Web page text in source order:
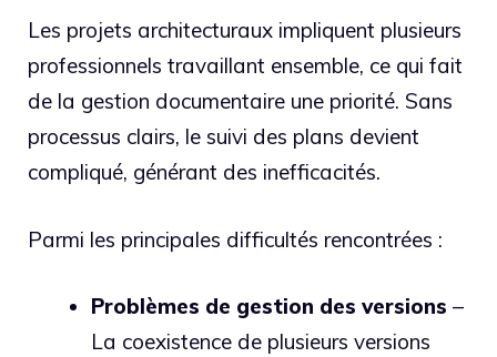
Les projets architecturaux impliquent plusieurs
professionnels travaillant ensemble, ce qui fait
de la gestion documentaire une priorité. Sans
processus clairs, le suivi des plans devient
compliqué, générant des inefficacités.
Parmi les principales difficultés rencontrées :
Problèmes de gestion des versions –
La coexistence de plusieurs versions